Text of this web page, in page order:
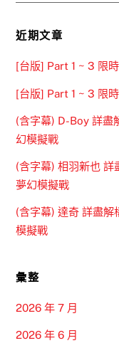
近期文章
[台版] Part 1 ~ 3 限
[台版] Part 1 ~ 3 限
(含字幕) D-Boy 詳盡
幻模擬戰
(含字幕) 相羽新也 詳
夢幻模擬戰
(含字幕) 達奇 詳盡解
模擬戰
彙整
2026 年 7 月
2026 年 6 月